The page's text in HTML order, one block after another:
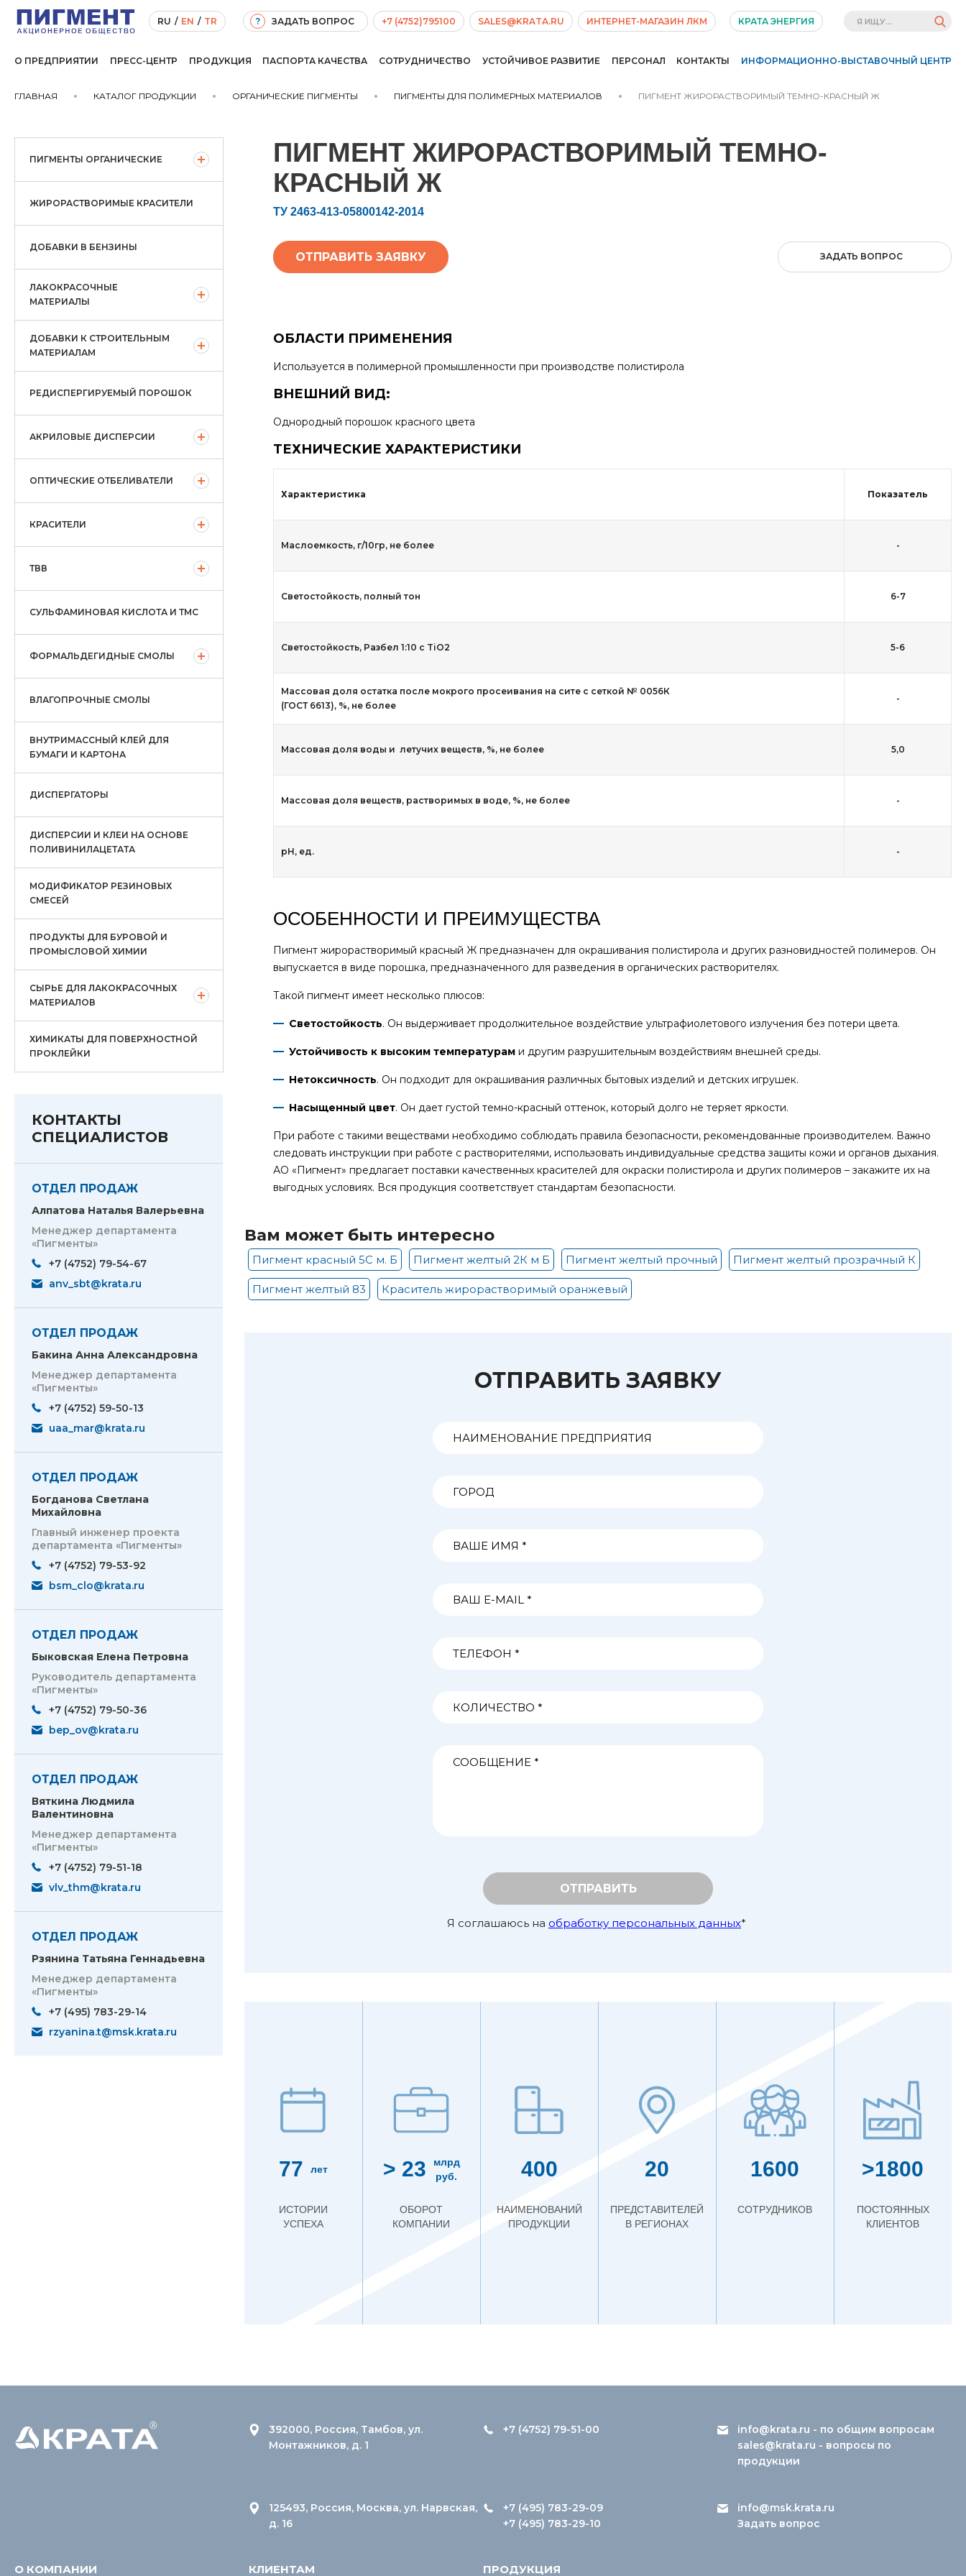
RU / EN / TR ? ЗАДАТЬ ВОПРОС +7 (4752)795100 SALES@KRATA.RU ИНТЕРНЕТ-МАГАЗИН ЛКМ КРАТА ЭНЕРГИЯ
О ПРЕДПРИЯТИИ ПРЕСС-ЦЕНТР ПРОДУКЦИЯ ПАСПОРТА КАЧЕСТВА СОТРУДНИЧЕСТВО УСТОЙЧИВОЕ РАЗВИТИЕ ПЕРСОНАЛ КОНТАКТЫ ИНФОРМАЦИОННО-ВЫСТАВОЧНЫЙ ЦЕНТР
ГЛАВНАЯ КАТАЛОГ ПРОДУКЦИИ ОРГАНИЧЕСКИЕ ПИГМЕНТЫ ПИГМЕНТЫ ДЛЯ ПОЛИМЕРНЫХ МАТЕРИАЛОВ ПИГМЕНТ ЖИРОРАСТВОРИМЫЙ ТЕМНО-КРАСНЫЙ Ж
ПИГМЕНТЫ ОРГАНИЧЕСКИЕ
ЖИРОРАСТВОРИМЫЕ КРАСИТЕЛИ
ДОБАВКИ В БЕНЗИНЫ
ЛАКОКРАСОЧНЫЕ
МАТЕРИАЛЫ
ДОБАВКИ К СТРОИТЕЛЬНЫМ
МАТЕРИАЛАМ
РЕДИСПЕРГИРУЕМЫЙ ПОРОШОК
АКРИЛОВЫЕ ДИСПЕРСИИ
ОПТИЧЕСКИЕ ОТБЕЛИВАТЕЛИ
КРАСИТЕЛИ
ТВВ
СУЛЬФАМИНОВАЯ КИСЛОТА И ТМС
ФОРМАЛЬДЕГИДНЫЕ СМОЛЫ
ВЛАГОПРОЧНЫЕ СМОЛЫ
ВНУТРИМАССНЫЙ КЛЕЙ ДЛЯ
БУМАГИ И КАРТОНА
ДИСПЕРГАТОРЫ
ДИСПЕРСИИ И КЛЕИ НА ОСНОВЕ
ПОЛИВИНИЛАЦЕТАТА
МОДИФИКАТОР РЕЗИНОВЫХ
СМЕСЕЙ
ПРОДУКТЫ ДЛЯ БУРОВОЙ И
ПРОМЫСЛОВОЙ ХИМИИ
СЫРЬЕ ДЛЯ ЛАКОКРАСОЧНЫХ
МАТЕРИАЛОВ
ХИМИКАТЫ ДЛЯ ПОВЕРХНОСТНОЙ
ПРОКЛЕЙКИ
КОНТАКТЫ
СПЕЦИАЛИСТОВ
ОТДЕЛ ПРОДАЖ
Алпатова Наталья Валерьевна
Менеджер департамента
«Пигменты»
+7 (4752) 79-54-67
anv_sbt@krata.ru
ОТДЕЛ ПРОДАЖ
Бакина Анна Александровна
Менеджер департамента
«Пигменты»
+7 (4752) 59-50-13
uaa_mar@krata.ru
ОТДЕЛ ПРОДАЖ
Богданова Светлана
Михайловна
Главный инженер проекта
департамента «Пигменты»
+7 (4752) 79-53-92
bsm_clo@krata.ru
ОТДЕЛ ПРОДАЖ
Быковская Елена Петровна
Руководитель департамента
«Пигменты»
+7 (4752) 79-50-36
bep_ov@krata.ru
ОТДЕЛ ПРОДАЖ
Вяткина Людмила
Валентиновна
Менеджер департамента
«Пигменты»
+7 (4752) 79-51-18
vlv_thm@krata.ru
ОТДЕЛ ПРОДАЖ
Рзянина Татьяна Геннадьевна
Менеджер департамента
«Пигменты»
+7 (495) 783-29-14
rzyanina.t@msk.krata.ru
ПИГМЕНТ ЖИРОРАСТВОРИМЫЙ ТЕМНО-
КРАСНЫЙ Ж
ТУ 2463-413-05800142-2014
ОТПРАВИТЬ ЗАЯВКУ ЗАДАТЬ ВОПРОС
ОБЛАСТИ ПРИМЕНЕНИЯ
Используется в полимерной промышленности при производстве полистирола
ВНЕШНИЙ ВИД:
Однородный порошок красного цвета
ТЕХНИЧЕСКИЕ ХАРАКТЕРИСТИКИ
Характеристика Показатель
Маслоемкость, г/10гр, не более -
Светостойкость, полный тон 6-7
Светостойкость, Разбел 1:10 с TiO2 5-6
Массовая доля остатка после мокрого просеивания на сите с сеткой № 0056К
(ГОСТ 6613), %, не более
-
Массовая доля воды и летучих веществ, %, не более 5,0
Массовая доля веществ, растворимых в воде, %, не более -
рН, ед. -
ОСОБЕННОСТИ И ПРЕИМУЩЕСТВА
Пигмент жирорастворимый красный Ж предназначен для окрашивания полистирола и других разновидностей полимеров. Он
выпускается в виде порошка, предназначенного для разведения в органических растворителях.
Такой пигмент имеет несколько плюсов:
Светостойкость. Он выдерживает продолжительное воздействие ультрафиолетового излучения без потери цвета.
Устойчивость к высоким температурам и другим разрушительным воздействиям внешней среды.
Нетоксичность. Он подходит для окрашивания различных бытовых изделий и детских игрушек.
Насыщенный цвет. Он дает густой темно-красный оттенок, который долго не теряет яркости.
При работе с такими веществами необходимо соблюдать правила безопасности, рекомендованные производителем. Важно
следовать инструкции при работе с растворителями, использовать индивидуальные средства защиты кожи и органов дыхания.
АО «Пигмент» предлагает поставки качественных красителей для окраски полистирола и других полимеров – закажите их на
выгодных условиях. Вся продукция соответствует стандартам безопасности.
Вам может быть интересно
Пигмент красный 5С м. Б Пигмент желтый 2К м Б Пигмент желтый прочный Пигмент желтый прозрачный К
Пигмент желтый 83 Краситель жирорастворимый оранжевый
ОТПРАВИТЬ ЗАЯВКУ
ОТПРАВИТЬ
Я соглашаюсь на обработку персональных данных*
77 лет
ИСТОРИИ
УСПЕХА
> 23
млрд
руб.
ОБОРОТ
КОМПАНИИ
400
НАИМЕНОВАНИЙ
ПРОДУКЦИИ
20
ПРЕДСТАВИТЕЛЕЙ
В РЕГИОНАХ
1600
СОТРУДНИКОВ
>1800
ПОСТОЯННЫХ
КЛИЕНТОВ
392000, Россия, Тамбов, ул.
Монтажников, д. 1
+7 (4752) 79-51-00 info@krata.ru - по общим вопросам
sales@krata.ru - вопросы по
продукции
125493, Россия, Москва, ул. Нарвская,
д. 16
+7 (495) 783-29-09
+7 (495) 783-29-10
info@msk.krata.ru
Задать вопрос
О КОМПАНИИ КЛИЕНТАМ ПРОДУКЦИЯ